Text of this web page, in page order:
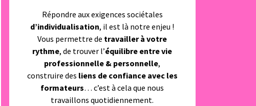
Répondre aux exigences sociétales
d’individualisation, il est là notre enjeu !
Vous permettre de travailler à votre
rythme, de trouver l’équilibre entre vie
professionnelle & personnelle,
construire des liens de confiance avec les
formateurs… c’est à cela que nous
travaillons quotidiennement.